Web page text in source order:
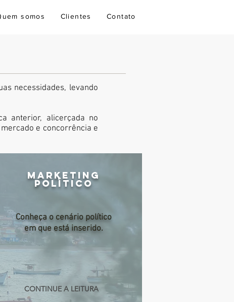
somos Clientes Contato
necessidades, levando
anterior, alicerçada no
e concorrência e
MARKETING
POLÍTICO
Conheça o cenário político
em que está inserido.
CONTINUE A LEITURA